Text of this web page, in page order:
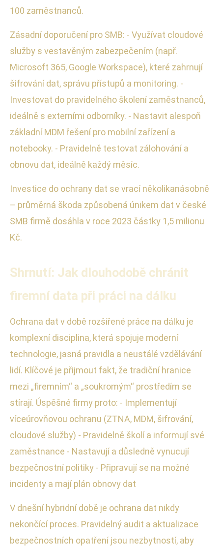
100 zaměstnanců.
Zásadní doporučení pro SMB: - Využívat cloudové
služby s vestavěným zabezpečením (např.
Microsoft 365, Google Workspace), které zahrnují
šifrování dat, správu přístupů a monitoring. -
Investovat do pravidelného školení zaměstnanců,
ideálně s externími odborníky. - Nastavit alespoň
základní MDM řešení pro mobilní zařízení a
notebooky. - Pravidelně testovat zálohování a
obnovu dat, ideálně každý měsíc.
Investice do ochrany dat se vrací několikanásobně
– průměrná škoda způsobená únikem dat v české
SMB firmě dosáhla v roce 2023 částky 1,5 milionu
Kč.
Shrnutí: Jak dlouhodobě chránit
firemní data při práci na dálku
Ochrana dat v době rozšířené práce na dálku je
komplexní disciplina, která spojuje moderní
technologie, jasná pravidla a neustálé vzdělávání
lidí. Klíčové je přijmout fakt, že tradiční hranice
mezi „firemním“ a „soukromým“ prostředím se
stírají. Úspěšné firmy proto: - Implementují
víceúrovňovou ochranu (ZTNA, MDM, šifrování,
cloudové služby) - Pravidelně školí a informují své
zaměstnance - Nastavují a důsledně vynucují
bezpečnostní politiky - Připravují se na možné
incidenty a mají plán obnovy dat
V dnešní hybridní době je ochrana dat nikdy
nekončící proces. Pravidelný audit a aktualizace
bezpečnostních opatření jsou nezbytností, aby